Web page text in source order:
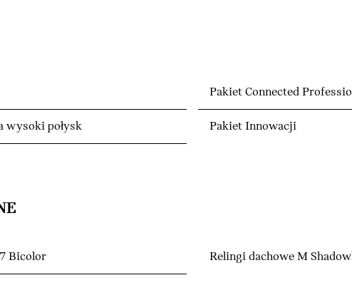
wysoki połysk
Pakiet Connected
Pakiet Innowacji
Bicolor Relingi dachowe M